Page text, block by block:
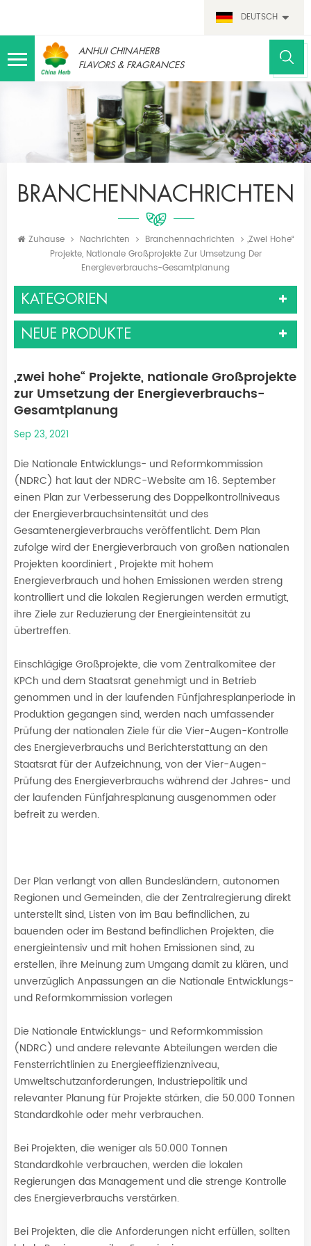
DEUTSCH
ANHUI CHINAHERB
FLAVORS & FRAGRANCES
BRANCHENNACHRICHTEN
Zuhause Nachrichten Branchennachrichten
„zwei Hohe“
Projekte, Nationale Großprojekte Zur Umsetzung Der
Energieverbrauchs-Gesamtplanung
KATEGORIEN
NEUE PRODUKTE
„zwei hohe“ Projekte, nationale Großprojekte
zur Umsetzung der Energieverbrauchs-
Gesamtplanung
Sep 23, 2021
Die Nationale Entwicklungs- und Reformkommission
(NDRC) hat laut der NDRC-Website am 16. September
einen Plan zur Verbesserung des Doppelkontrollniveaus
der Energieverbrauchsintensität und des
Gesamtenergieverbrauchs veröffentlicht. Dem Plan
zufolge wird der Energieverbrauch von großen nationalen
Projekten koordiniert , Projekte mit hohem
Energieverbrauch und hohen Emissionen werden streng
kontrolliert und die lokalen Regierungen werden ermutigt,
ihre Ziele zur Reduzierung der Energieintensität zu
übertreffen.
Einschlägige Großprojekte, die vom Zentralkomitee der
KPCh und dem Staatsrat genehmigt und in Betrieb
genommen und in der laufenden Fünfjahresplanperiode in
Produktion gegangen sind, werden nach umfassender
Prüfung der nationalen Ziele für die Vier-Augen-Kontrolle
des Energieverbrauchs und Berichterstattung an den
Staatsrat für der Aufzeichnung, von der Vier-Augen-
Prüfung des Energieverbrauchs während der Jahres- und
der laufenden Fünfjahresplanung ausgenommen oder
befreit zu werden.
Der Plan verlangt von allen Bundesländern, autonomen
Regionen und Gemeinden, die der Zentralregierung direkt
unterstellt sind, Listen von im Bau befindlichen, zu
bauenden oder im Bestand befindlichen Projekten, die
energieintensiv und mit hohen Emissionen sind, zu
erstellen, ihre Meinung zum Umgang damit zu klären, und
unverzüglich Anpassungen an die Nationale Entwicklungs-
und Reformkommission vorlegen
Die Nationale Entwicklungs- und Reformkommission
(NDRC) und andere relevante Abteilungen werden die
Fensterrichtlinien zu Energieeffizienzniveau,
Umweltschutzanforderungen, Industriepolitik und
relevanter Planung für Projekte stärken, die 50.000 Tonnen
Standardkohle oder mehr verbrauchen.
Bei Projekten, die weniger als 50.000 Tonnen
Standardkohle verbrauchen, werden die lokalen
Regierungen das Management und die strenge Kontrolle
des Energieverbrauchs verstärken.
Bei Projekten, die die Anforderungen nicht erfüllen, sollten